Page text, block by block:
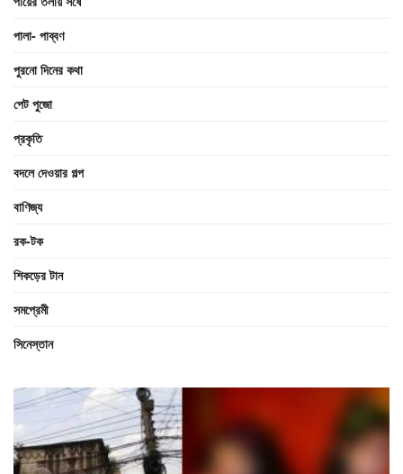
পালা- পাব্বণ
পুরনো দিনের কথা
পেট পুজো
প্রকৃতি
বদলে দেওয়ার গল্প
বাণিজ্য
রক-টক
শিকড়ের টান
সমপ্রেমী
সিনেস্তান